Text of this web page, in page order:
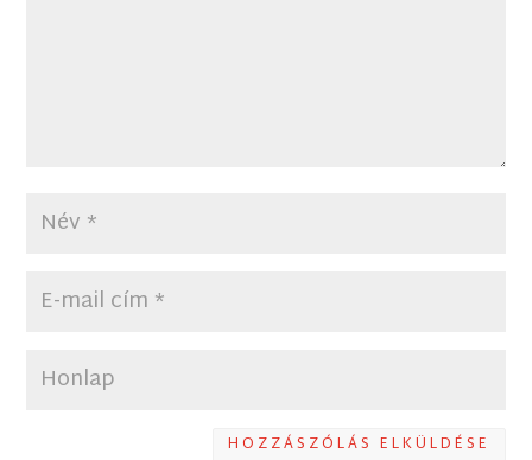
HOZZÁSZÓLÁS ELKÜLDÉSE